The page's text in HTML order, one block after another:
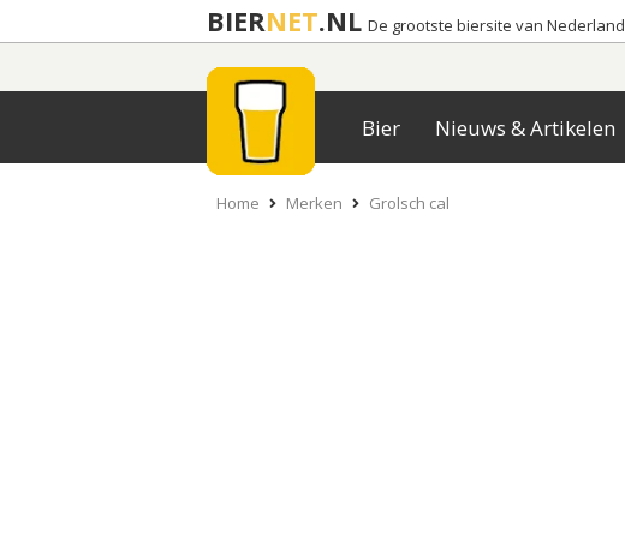
BIERNET.NL De grootste biersite van Nederland
Bier Nieuws & Artikelen
Home Merken Grolsch cal